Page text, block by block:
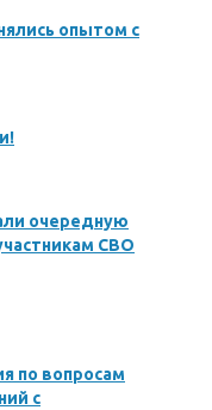
опытом с
очередную
СВО
по вопросам
с